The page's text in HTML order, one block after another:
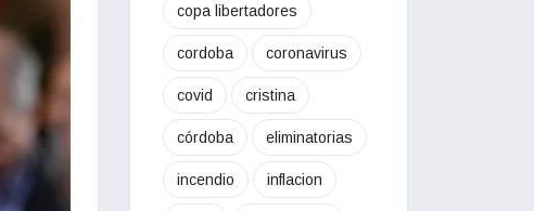
copa libertadores
cordoba coronavirus
covid cristina
córdoba eliminatorias
incendio inflacion